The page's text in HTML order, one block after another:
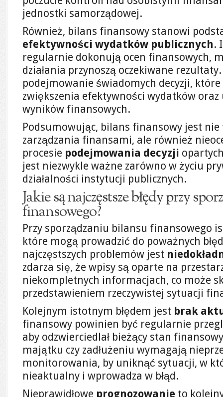
jednostki samorządowej.
Również, bilans finansowy stanowi
efektywności wydatków publicznych.
regularnie dokonują ocen finansowych,
działania przynoszą oczekiwane
podejmowanie świadomych decyzji,
zwiększenia efektywności wydatków oraz
wyników finansowych.
Podsumowując, bilans finansowy jest
zarządzania finansami, ale również
procesie podejmowania decyzji
jest niezwykle ważne zarówno w życiu
działalności instytucji publicznych.
Jakie są najczęstsze błędy przy
finansowego?
Przy sporządzaniu bilansu finansowego
które mogą prowadzić do poważnych
najczęstszych problemów jest
zdarza się, że wpisy są oparte na
niekompletnych informacjach, co może
przedstawieniem rzeczywistej sytuacji
Kolejnym istotnym błędem jest brak
finansowy powinien być regularnie
aby odzwierciedlał bieżący stan
majątku czy zadłużeniu wymagają
monitorowania, by uniknąć sytuacji, w
nieaktualny i wprowadza w błąd.
Nieprawidłowe prognozowanie to